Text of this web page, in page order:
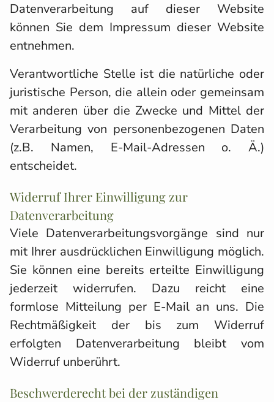
Datenverarbeitung auf dieser Website
können Sie dem Impressum dieser Website
entnehmen.
Verantwortliche Stelle ist die natürliche oder
juristische Person, die allein oder gemeinsam
mit anderen über die Zwecke und Mittel der
Verarbeitung von personenbezogenen Daten
(z.B. Namen, E-Mail-Adressen o. Ä.)
entscheidet.
Widerruf Ihrer Einwilligung zur
Datenverarbeitung
Viele Datenverarbeitungsvorgänge sind nur
mit Ihrer ausdrücklichen Einwilligung möglich.
Sie können eine bereits erteilte Einwilligung
jederzeit widerrufen. Dazu reicht eine
formlose Mitteilung per E-Mail an uns. Die
Rechtmäßigkeit der bis zum Widerruf
erfolgten Datenverarbeitung bleibt vom
Widerruf unberührt.
Beschwerderecht bei der zuständigen